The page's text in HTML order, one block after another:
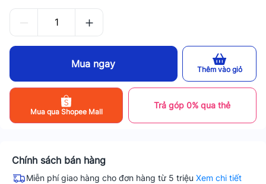
Mua ngay Thêm vào giỏ
Mua qua Shopee Mall
Trả góp 0% qua thẻ
Chính sách bán hàng
Miễn phí giao hàng cho đơn hàng từ 5 triệu Xem chi tiết